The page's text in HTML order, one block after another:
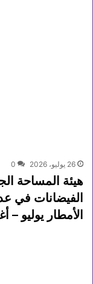
26 يوليو، 2026 0
هيئة المساحة
الفيضانات في
الأمطار يوليو